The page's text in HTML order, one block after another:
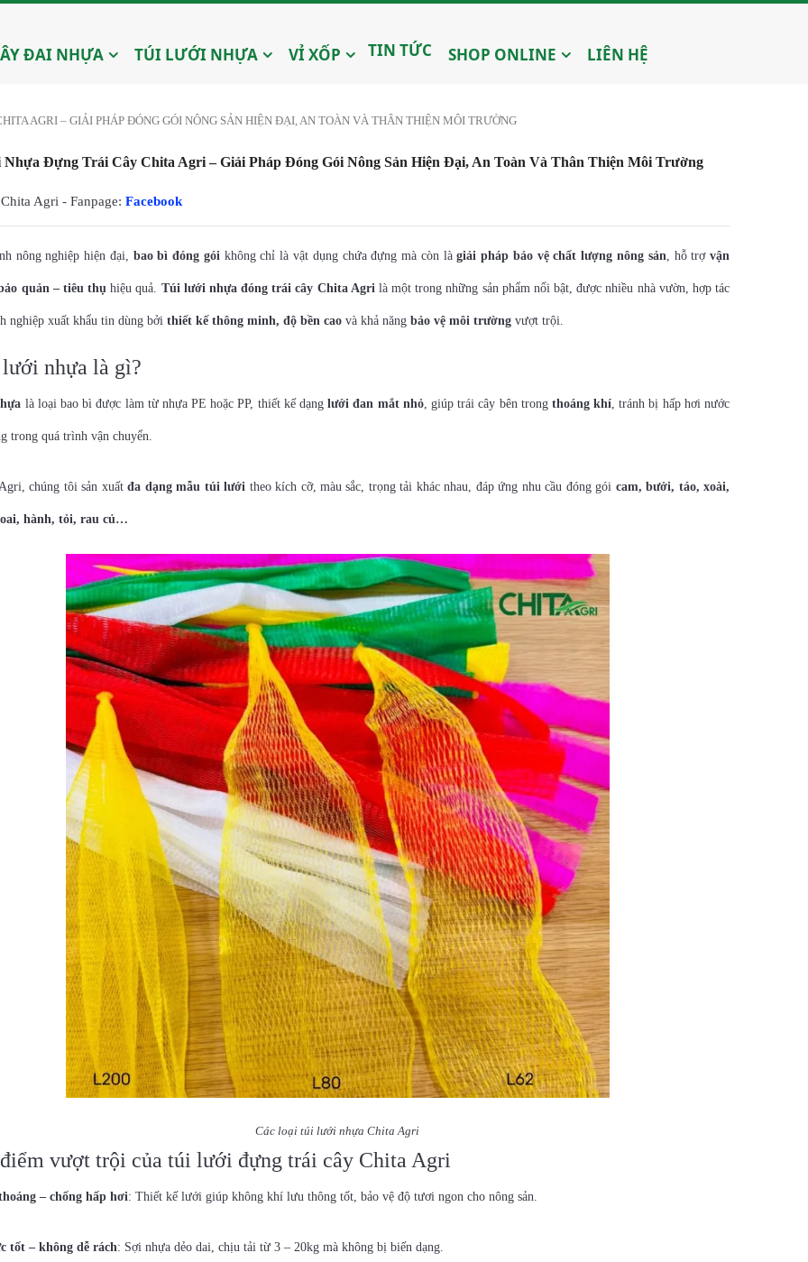
ĐAI NHỰA TÚI LƯỚI NHỰA VỈ XỐP TIN TỨC SHOP ONLINE LIÊN HỆ
AGRI – GIẢI PHÁP ĐÓNG GÓI NÔNG SẢN HIỆN ĐẠI, AN TOÀN VÀ THÂN THIỆN MÔI TRƯỜNG
Đựng Trái Cây Chita Agri – Giải Pháp Đóng Gói Nông Sản Hiện Đại, An Toàn Và Thân Thiện Môi Trường
Agri - Fanpage: Facebook
nông nghiệp hiện đại, bao bì đóng gói không chỉ là vật dụng chứa đựng mà còn làgiải pháp bảo vệ chất lượng nông sản , hỗ trợvận
quản – tiêu thụ hiệu quả. Túi lưới nhựa đóng trái cây Chita Agri là một trong những sản phẩm nổi bật, được nhiều nhà vườn, hợp tác
nghiệp xuất khẩu tin dùng bởi thiết kế thông minh, độ bền cao và khả năng bảo vệ môi trường vượt trội.
nhựa là gì?
là loại bao bì được làm từ nhựa PE hoặc PP, thiết kế dạnglưới đan mắt nhỏ, giúp trái cây bên trong thoáng khí , tránh bị hấp hơi nước
trong quá trình vận chuyển.
chúng tôi sản xuấtđa dạng mẫu túi lưới theo kích cỡ, màu sắc, trọng tải khác nhau, đáp ứng nhu cầu đóng gói cam, bưởi, táo, xoài,
hành, tỏi, rau củ…
Các loại túi lưới nhựa Chita Agri
vượt trội của túi lưới đựng trái cây Chita Agri
– chống hấp hơi: Thiết kế lưới giúp không khí lưu thông tốt, bảo vệ độ tươi ngon cho nông sản.
tốt – không dễ rách: Sợi nhựa dẻo dai, chịu tải từ 3 – 20kg mà không bị biến dạng.